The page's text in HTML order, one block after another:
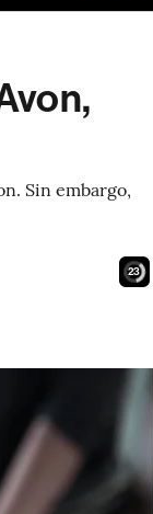
Sin embargo,
21